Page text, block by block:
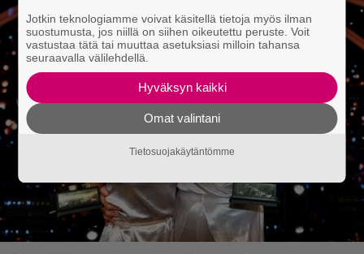
Jotkin teknologiamme voivat käsitellä tietoja myös ilman
suostumusta, jos niillä on siihen oikeutettu peruste. Voit
vastustaa tätä tai muuttaa asetuksiasi milloin tahansa
seuraavalla välilehdellä.
Hyväksyn kaikki
Omat valintani
Tietosuojakäytäntömme